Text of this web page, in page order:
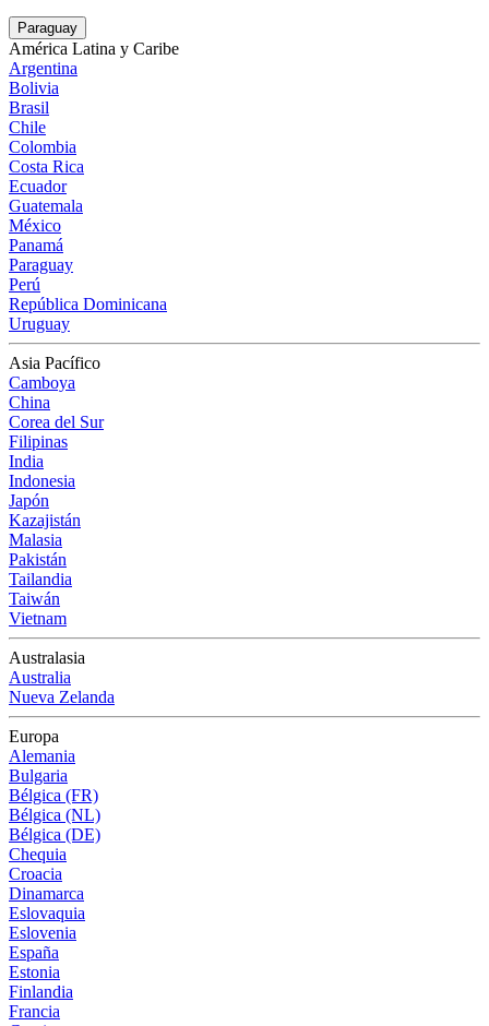
Paraguay
América Latina y Caribe
Argentina
Bolivia
Brasil
Chile
Colombia
Costa Rica
Ecuador
Guatemala
México
Panamá
Paraguay
Perú
República Dominicana
Uruguay
Asia Pacífico
Camboya
China
Corea del Sur
Filipinas
India
Indonesia
Japón
Kazajistán
Malasia
Pakistán
Tailandia
Taiwán
Vietnam
Australasia
Australia
Nueva Zelanda
Europa
Alemania
Bulgaria
Bélgica (FR)
Bélgica (NL)
Bélgica (DE)
Chequia
Croacia
Dinamarca
Eslovaquia
Eslovenia
España
Estonia
Finlandia
Francia